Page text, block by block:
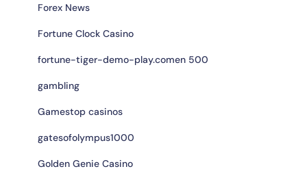
Forex News
Fortune Clock Casino
fortune-tiger-demo-play.comen 500
gambling
Gamestop casinos
gatesofolympus1000
Golden Genie Casino